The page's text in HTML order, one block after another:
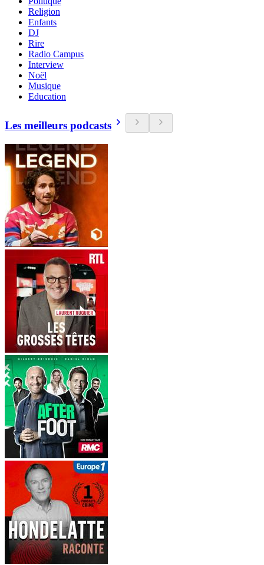
Religion
Enfants
DJ
Rire
Radio Campus
Interview
Noël
Musique
Education
Les meilleurs podcasts